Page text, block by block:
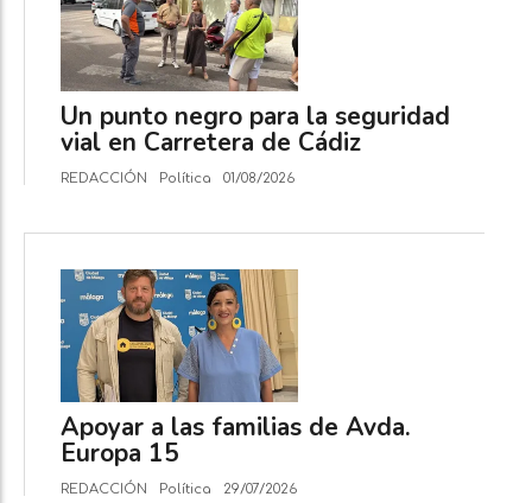
Un punto negro para la seguridad
vial en Carretera de Cádiz
REDACCIÓN Política 01/08/2026
Apoyar a las familias de Avda.
Europa 15
REDACCIÓN Política 29/07/2026